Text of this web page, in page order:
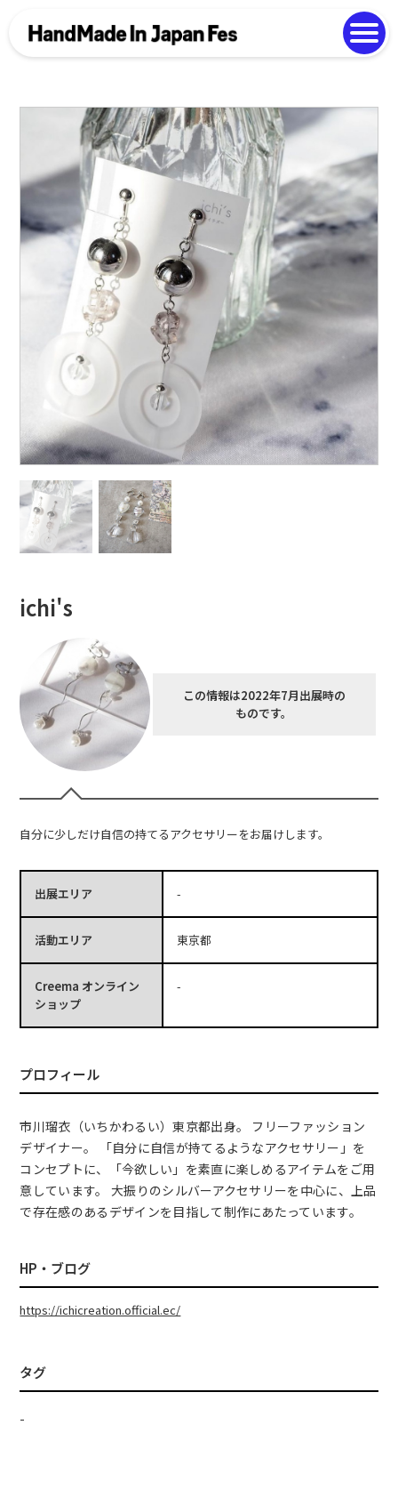
Photo Gallery
EN 中文
ichi's
この情報は2022年7月出展時の
ものです。
自分に少しだけ自信の持てるアクセサリーをお届けします。
出展エリア -
活動エリア 東京都
Creema オンライン
ショップ
-
プロフィール
市川瑠衣（いちかわるい）東京都出身。 フリーファッション
デザイナー。 「自分に自信が持てるようなアクセサリー」を
コンセプトに、「今欲しい」を素直に楽しめるアイテムをご用
意しています。 大振りのシルバーアクセサリーを中心に、上品
で存在感のあるデザインを目指して制作にあたっています。
HP・ブログ
https://ichicreation.official.ec/
タグ
-